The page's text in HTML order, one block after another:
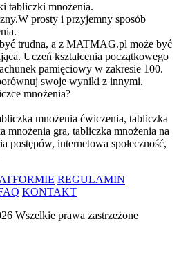
tabliczki mnożenia.
prosty i przyjemny sposób
trudna, a z MATMAG.pl może być
Uczeń kształcenia początkowego
pamięciowy w zakresie 100.
swoje wyniki z innymi.
mnożenia?
mnożenia ćwiczenia, tabliczka
mnożenia gra, tabliczka mnożenia na
postępów, internetowa społeczność,
REGULAMIN
KONTAKT
Wszelkie prawa zastrzeżone